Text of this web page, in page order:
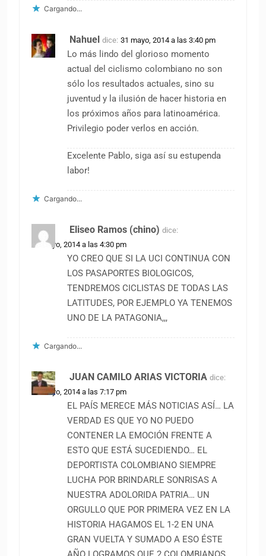
Cargando...
Nahuel dice: 31 mayo, 2014 a las 3:40 pm
Lo más lindo del glorioso momento
actual del ciclismo colombiano no son
sólo los resultados actuales, sino su
juventud y la ilusión de hacer historia en
los próximos años para latinoamérica.
Privilegio poder verlos en acción.
Excelente Pablo, siga así su estupenda
labor!
Cargando...
Eliseo Ramos (chino) dice:
31 mayo, 2014 a las 4:30 pm
YO CREO QUE SI LA UCI CONTINUA CON
LOS PASAPORTES BIOLOGICOS,
TENDREMOS CICLISTAS DE TODAS LAS
LATITUDES, POR EJEMPLO YA TENEMOS
UNO DE LA PATAGONIA,,,
Cargando...
JUAN CAMILO ARIAS VICTORIA dice:
31 mayo, 2014 a las 7:17 pm
EL PAÍS MERECE MÁS NOTICIAS ASÍ… LA
VERDAD ES QUE YO NO PUEDO
CONTENER LA EMOCIÓN FRENTE A
ESTO QUE ESTÁ SUCEDIENDO… EL
DEPORTISTA COLOMBIANO SIEMPRE
LUCHA POR BRINDARLE SONRISAS A
NUESTRA ADOLORIDA PATRIA… UN
ORGULLO QUE POR PRIMERA VEZ EN LA
HISTORIA HAGAMOS EL 1-2 EN UNA
GRAN VUELTA Y SUMADO A ESO ÉSTE